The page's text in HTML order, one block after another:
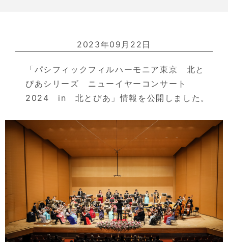
2023年09月22日
「パシフィックフィルハーモニア東京 北と
ぴあシリーズ ニューイヤーコンサート
2024 in 北とぴあ」情報を公開しました。